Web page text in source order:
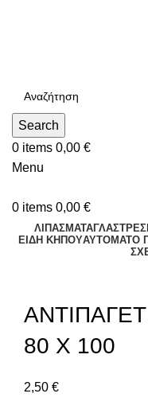
Search
0 items 0,00 €
Menu
0 items 0,00 €
ΛΙΠΑΣΜΑΤΑΓΛΑΣΤΡΕΣ
ΕΊΔΗ ΚΉΠΟΥΑΥΤΌΜΑΤΟ
80 Χ 100
2,50 €